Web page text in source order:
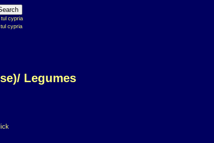
cypria
cypria
Legumes